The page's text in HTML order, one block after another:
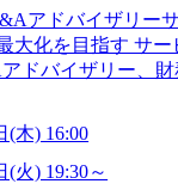
interviews/) 戦略
ら”のコンサルの
) Xspear
流工程、先端技術
できる 【休日】
、夏季9日、年末
に付与されます。
ッシュ休暇を取得
象：小学校1年修
アドバイザリー
大化を目指す サ
ドバイザリー、
持ち、将来の株価
グルー
ず幅広い案件に
(木) 16:00
(火) 19:30～